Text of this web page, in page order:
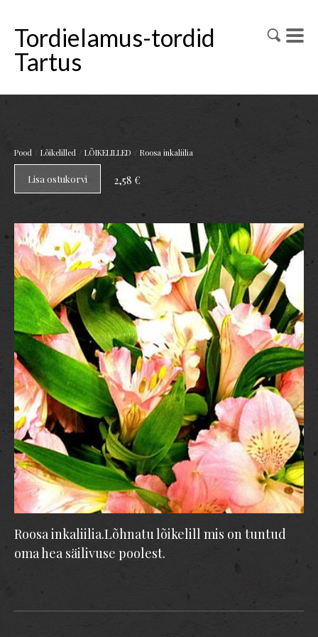
Tordielamus-tordid
Tartus
Pood / Lõikelilled / LÕIKELILLED / Roosa inkaliilia
Roosa inkaliilia.Lõhnatu lõikelill mis on tuntud
oma hea säilivuse poolest.
Lisa ostukorvi 2,58 €